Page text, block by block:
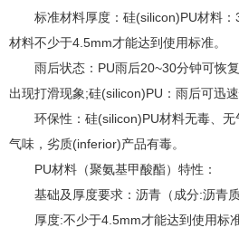
标准材料厚度：硅(silicon)PU材料
材料不少于4.5mm才能达到使用标准。
雨后状态：PU雨后20~30分钟可恢
出现打滑现象;硅(silicon)PU：雨后可迅速
环保性：硅(silicon)PU材料无毒、
气味，劣质(inferior)产品有毒。
PU材料（聚氨基甲酸酯）特性：
基础及厚度要求：沥青（成分:沥青
厚度:不少于4.5mm才能达到使用标